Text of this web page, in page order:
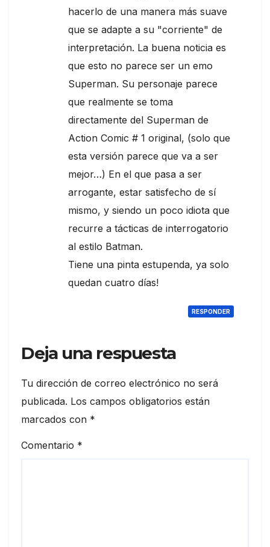
hacerlo de una manera más suave
que se adapte a su "corriente" de
interpretación. La buena noticia es
que esto no parece ser un emo
Superman. Su personaje parece
que realmente se toma
directamente del Superman de
Action Comic # 1 original, (solo que
esta versión parece que va a ser
mejor…) En el que pasa a ser
arrogante, estar satisfecho de sí
mismo, y siendo un poco idiota que
recurre a tácticas de interrogatorio
al estilo Batman.
Tiene una pinta estupenda, ya solo
quedan cuatro días!
RESPONDER
Deja una respuesta
Tu dirección de correo electrónico no será
publicada. Los campos obligatorios están
marcados con *
Comentario *